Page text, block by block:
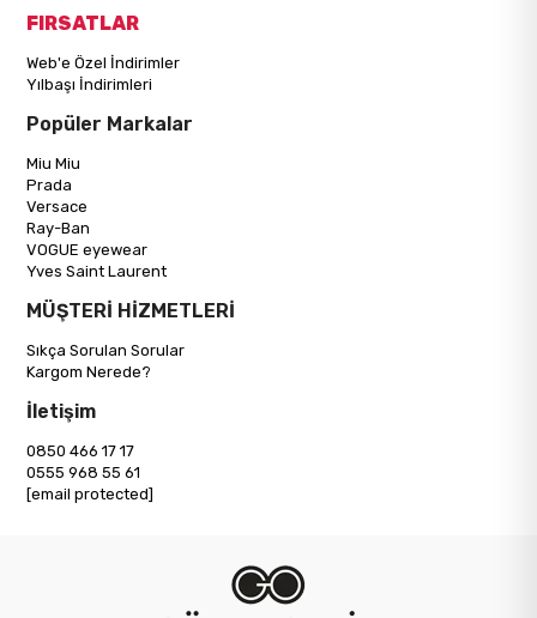
FIRSATLAR
Web'e Özel İndirimler
Yılbaşı İndirimleri
Popüler Markalar
Miu Miu
Prada
Versace
Ray-Ban
VOGUE eyewear
Yves Saint Laurent
MÜŞTERİ HİZMETLERİ
Sıkça Sorulan Sorular
Kargom Nerede?
İletişim
0850 466 17 17
0555 968 55 61
[email protected]